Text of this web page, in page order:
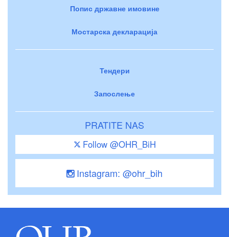
Попис државне имовине
Мостарска декларација
Тендери
Запослење
PRATITE NAS
Follow @OHR_BiH
Instagram: @ohr_bih